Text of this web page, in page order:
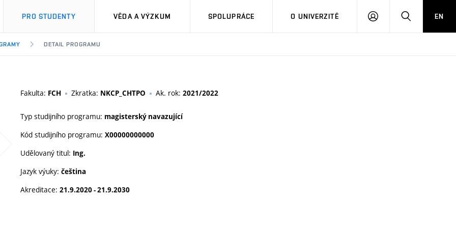
PRO STUDENTY VĚDA A VÝZKUM SPOLUPRÁCE O UNIVERZITĚ
PŘIHLÁSIT HLEDATEN
DETAIL PROGRAMU
Fakulta: FCH Zkratka: NKCP_CHTPO Ak. rok: 2021/2022
Typ studijního programu: magisterský navazující
Kód studijního programu: X00000000000
Udělovaný titul: Ing.
Jazyk výuky: čeština
Akreditace: 21.9.2020 - 21.9.2030